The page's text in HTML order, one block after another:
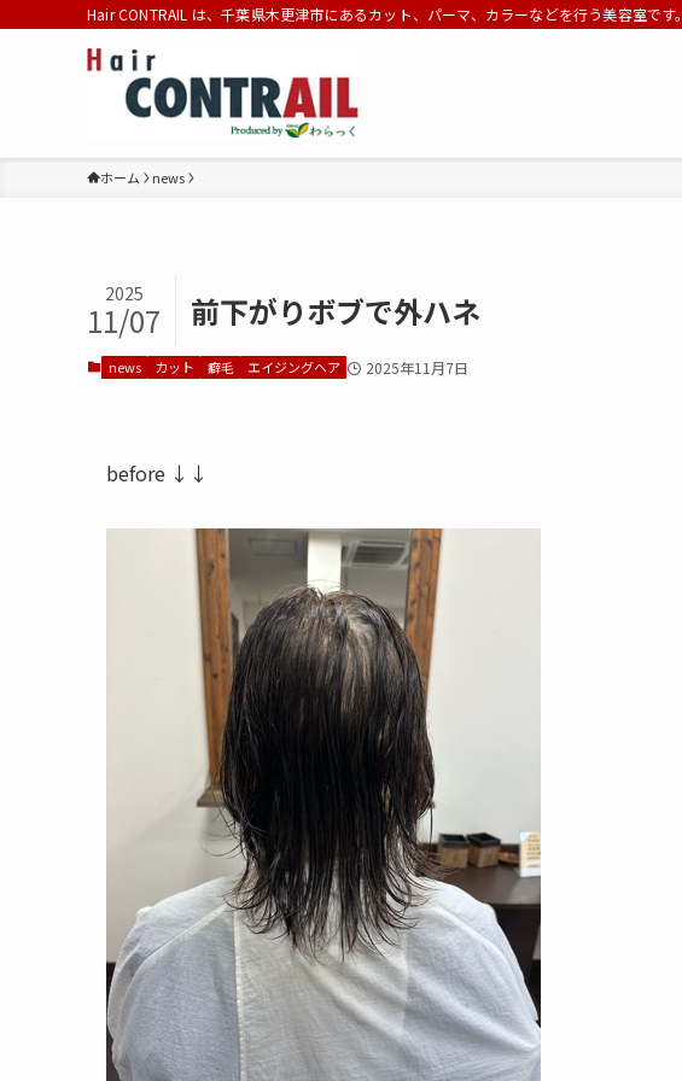
Hair CONTRAIL は、千葉県木更津市にあるカット、パーマ、カラーなどを行う美容室です。
ホーム news
前下がりボブで外ハネ
2025
11/07
news カット 癖毛 エイジングヘア 2025年11月7日
before ↓↓